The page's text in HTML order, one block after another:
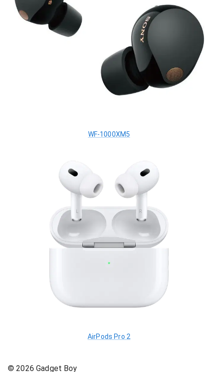
WF-1000XM5
AirPods Pro 2
©2026 Gadget Boy